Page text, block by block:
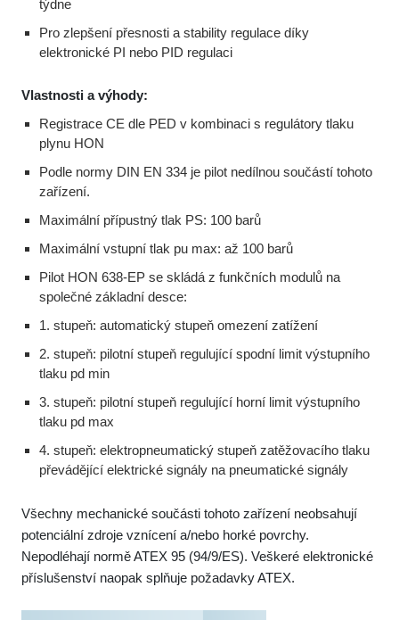
týdne
Pro zlepšení přesnosti a stability regulace díky
elektronické PI nebo PID regulaci
Vlastnosti a výhody:
Registrace CE dle PED v kombinaci s regulátory tlaku
plynu HON
Podle normy DIN EN 334 je pilot nedílnou součástí tohoto
zařízení.
Maximální přípustný tlak PS: 100 barů
Maximální vstupní tlak pu max: až 100 barů
Pilot HON 638-EP se skládá z funkčních modulů na
společné základní desce:
1. stupeň: automatický stupeň omezení zatížení
2. stupeň: pilotní stupeň regulující spodní limit výstupního
tlaku pd min
3. stupeň: pilotní stupeň regulující horní limit výstupního
tlaku pd max
4. stupeň: elektropneumatický stupeň zatěžovacího tlaku
převádějící elektrické signály na pneumatické signály
Všechny mechanické součásti tohoto zařízení neobsahují
potenciální zdroje vznícení a/nebo horké povrchy.
Nepodléhají normě ATEX 95 (94/9/ES). Veškeré elektronické
příslušenství naopak splňuje požadavky ATEX.